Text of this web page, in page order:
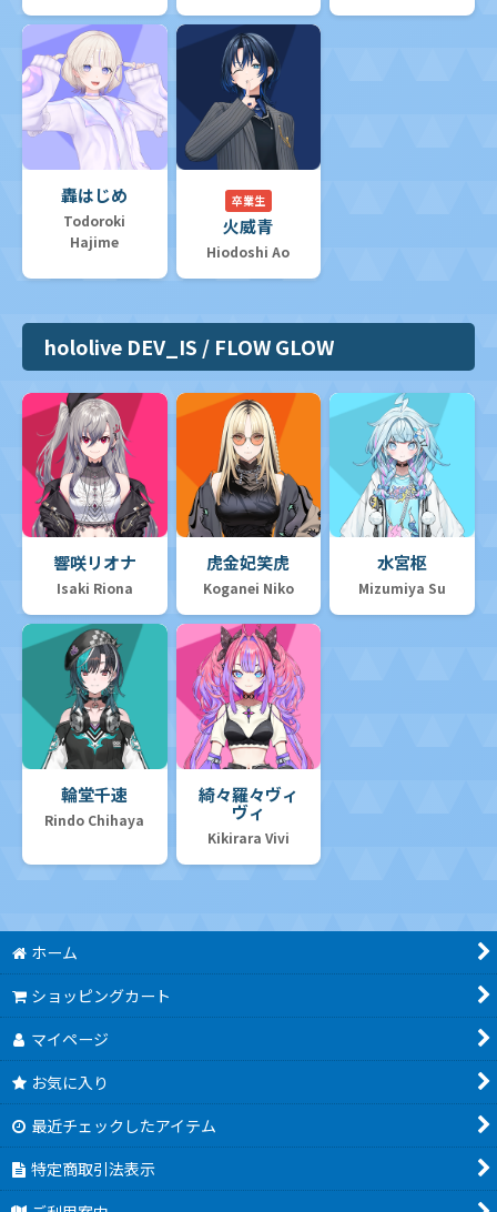
轟はじめ
Todoroki
Hajime
卒業生
火威青
Hiodoshi Ao
hololive DEV_IS / FLOW GLOW
響咲リオナ
Isaki Riona
虎金妃笑虎
Koganei Niko
水宮枢
Mizumiya Su
輪堂千速
Rindo Chihaya
綺々羅々ヴィ
ヴィ
Kikirara Vivi
ホーム
ショッピングカート
マイページ
お気に入り
最近チェックしたアイテム
特定商取引法表示